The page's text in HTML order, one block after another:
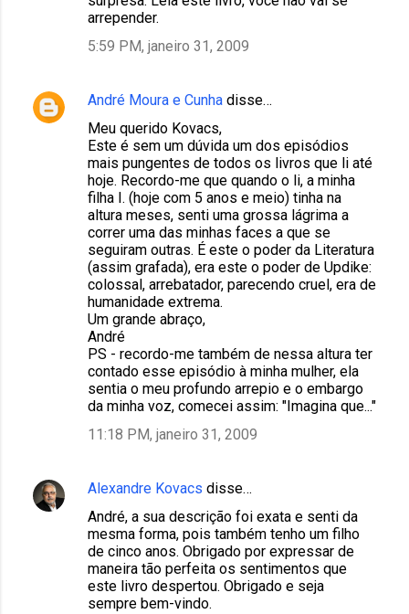
arrepender.
5:59 PM, janeiro 31, 2009
André Moura e Cunha disse…
Meu querido Kovacs,
Este é sem um dúvida um dos episódios
mais pungentes de todos os livros que li até
hoje. Recordo-me que quando o li, a minha
filha I. (hoje com 5 anos e meio) tinha na
altura meses, senti uma grossa lágrima a
correr uma das minhas faces a que se
seguiram outras. É este o poder da Literatura
(assim grafada), era este o poder de Updike:
colossal, arrebatador, parecendo cruel, era de
humanidade extrema.
Um grande abraço,
André
PS - recordo-me também de nessa altura ter
contado esse episódio à minha mulher, ela
sentia o meu profundo arrepio e o embargo
da minha voz, comecei assim: "Imagina que..."
11:18 PM, janeiro 31, 2009
Alexandre Kovacs disse…
André, a sua descrição foi exata e senti da
mesma forma, pois também tenho um filho
de cinco anos. Obrigado por expressar de
maneira tão perfeita os sentimentos que
este livro despertou. Obrigado e seja
sempre bem-vindo.